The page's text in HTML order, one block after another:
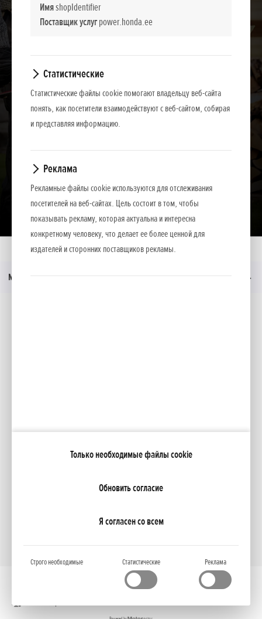
ИмяshopIdentifier
Поставщик услугpower.honda.ee
Статистические
Статистические файлы cookie помогают владельцу веб-сайта
понять, как посетители взаимодействуют с веб-сайтом, собирая
и представляя информацию.
Реклама
Рекламные файлы cookie используются для отслеживания
посетителей на веб-сайтах. Цель состоит в том, чтобы
показывать рекламу, которая актуальна и интересна
конкретному человеку, что делает ее более ценной для
издателей и сторонних поставщиков рекламы.
Только необходимые файлы cookie
Обновить согласие
Я согласен со всем
Строго необходимые Статистические Реклама
Загрузить презентацию
Главная Moдeли HHC 36 BXB
Меню